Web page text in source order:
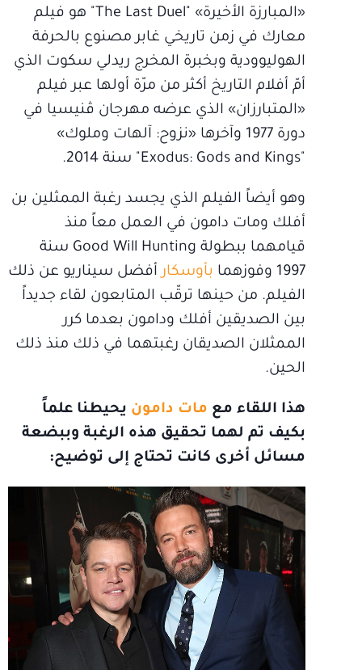
«المبارزة الأخيرة» "The Last Duel" هو فيلم
معارك في زمن تاريخي غابر مصنوع بالحرفة
الهوليوودية وبخبرة المخرج ريدلي سكوت الذي
أمّ أفلام التاريخ أكثر من مرّة أولها عبر فيلم
«المتبارزان» الذي عرضه مهرجان ڤنيسيا في
دورة 1977 وآخرها «نزوح: آلهات وملوك»
"Exodus: Gods and Kings" سنة 2014.
وهو أيضاً الفيلم الذي يجسد رغبة الممثلين بن
أفلك ومات دامون في العمل معاً منذ
قيامهما ببطولة Good Will Hunting سنة
1997 وفوزهما
بأوسكار أفضل سيناريو عن ذلك
الفيلم. من حينها ترقّب المتابعون لقاء جديداً
بين الصديقين أفلك ودامون بعدما كرر
الممثلان الصديقان رغبتهما في ذلك منذ ذلك
الحين.
هذا اللقاء مع مات دامون يحيطنا علماً
بكيف تم لهما تحقيق هذه الرغبة وببضعة
مسائل أخرى كانت تحتاج إلى توضيح: